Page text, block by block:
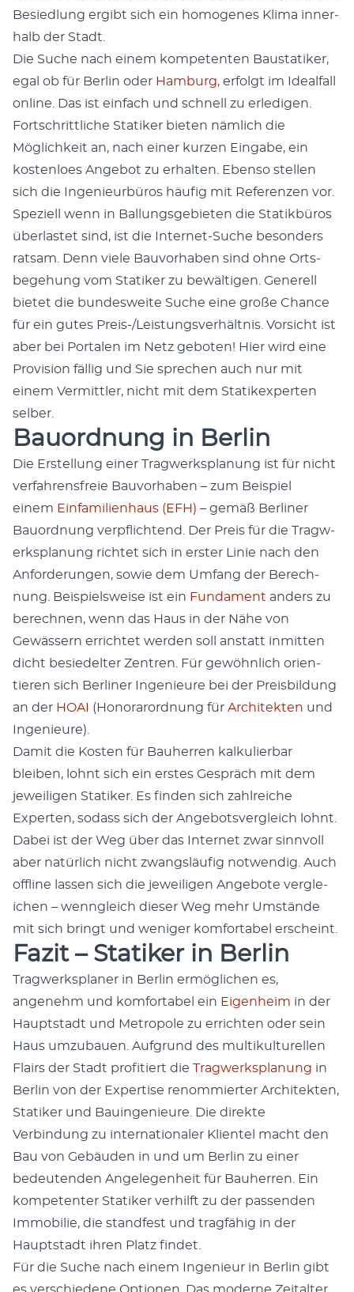
Besied­lung ergibt sich ein homo­genes Kli­ma inner­
halb der Stadt.
Die Suche nach einem kom­pe­ten­ten Baus­ta­tik­er,
egal ob für Berlin oder Ham­burg, erfol­gt im Ide­al­fall
online. Das ist ein­fach und schnell zu erledi­gen.
Fortschrit­tliche Sta­tik­er bieten näm­lich die
Möglichkeit an, nach ein­er kurzen Eingabe, ein
kosten­loes Ange­bot zu erhal­ten. Eben­so stellen
sich die Inge­nieur­büros häu­fig mit Ref­eren­zen vor.
Speziell wenn in Bal­lungs­ge­bi­eten die Sta­tik­büros
über­lastet sind, ist die Inter­net-Suche beson­ders
rat­sam. Denn viele Bau­vorhaben sind ohne Orts­
bege­hung vom Sta­tik­er zu bewälti­gen. Generell
bietet die bun­desweite Suche eine große Chance
für ein gutes Preis-/Leis­tungsver­hält­nis. Vor­sicht ist
aber bei Por­tal­en im Netz geboten! Hier wird eine
Pro­vi­sion fäl­lig und Sie sprechen auch nur mit
einem Ver­mit­tler, nicht mit dem Sta­tik­ex­perten
sel­ber.
Bauordnung in Berlin
Die Erstel­lung ein­er Trag­w­erk­s­pla­nung ist für nicht
ver­fahrens­freie Bau­vorhaben – zum Beispiel
einem Ein­fam­i­lien­haus (EFH) – gemäß Berlin­er
Bauord­nung verpflich­t­end. Der Preis für die Trag­w­
erk­s­pla­nung richtet sich in erster Lin­ie nach den
Anforderun­gen, sowie dem Umfang der Berech­
nung. Beispiel­sweise ist ein Fun­da­ment anders zu
berech­nen, wenn das Haus in der Nähe von
Gewässern errichtet wer­den soll anstatt inmit­ten
dicht besiedel­ter Zen­tren. Für gewöhn­lich ori­en­
tieren sich Berlin­er Inge­nieure bei der Preis­bil­dung
an der HOAI (Hon­o­rarord­nung für Architek­ten und
Inge­nieure).
Damit die Kosten für Bauher­ren kalkulier­bar
bleiben, lohnt sich ein erstes Gespräch mit dem
jew­eili­gen Sta­tik­er. Es find­en sich zahlre­iche
Experten, sodass sich der Ange­botsver­gle­ich lohnt.
Dabei ist der Weg über das Inter­net zwar sin­nvoll
aber natür­lich nicht zwangsläu­fig notwendig. Auch
offline lassen sich die jew­eili­gen Ange­bote ver­gle­
ichen – wen­ngle­ich dieser Weg mehr Umstände
mit sich bringt und weniger kom­fort­a­bel erscheint.
Fazit – Statiker in Berlin
Trag­w­erk­s­plan­er in Berlin ermöglichen es,
angenehm und kom­fort­a­bel ein Eigen­heim in der
Haupt­stadt und Metro­pole zu erricht­en oder sein
Haus umzubauen. Auf­grund des mul­ti­kul­turellen
Flairs der Stadt prof­i­tiert die Trag­w­erk­s­pla­nung in
Berlin von der Exper­tise renom­miert­er Architek­ten,
Sta­tik­er und Bauin­ge­nieure. Die direk­te
Verbindung zu inter­na­tionaler Klien­tel macht den
Bau von Gebäu­den in und um Berlin zu ein­er
bedeu­ten­den Angele­gen­heit für Bauher­ren. Ein
kom­pe­ten­ter Sta­tik­er ver­hil­ft zu der passenden
Immo­bilie, die stand­fest und tragfähig in der
Haupt­stadt ihren Platz find­et.
Für die Suche nach einem Inge­nieur in Berlin gibt
es ver­schiedene Optio­nen. Das mod­erne Zeital­ter